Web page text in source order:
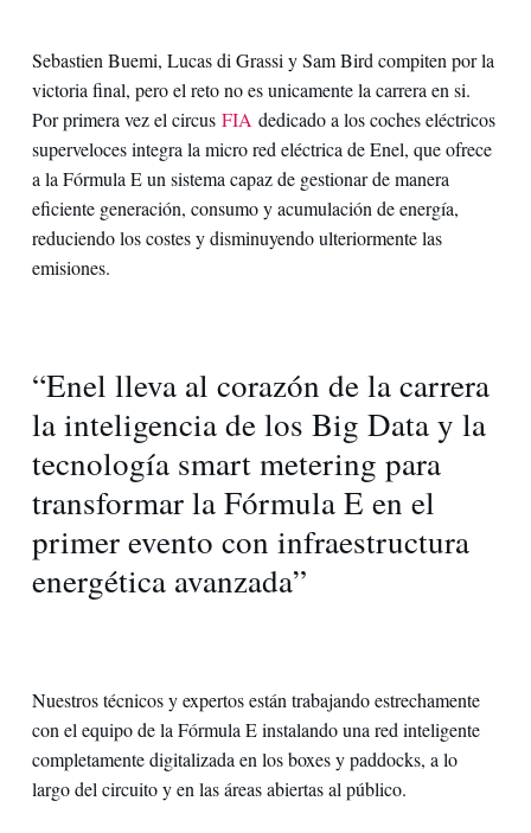
Sebastien Buemi, Lucas di Grassi y Sam Bird compiten por la
victoria final, pero el reto no es unicamente la carrera en si.
Por primera vez el circus FIA dedicado a los coches eléctricos
superveloces integra la micro red eléctrica de Enel, que ofrece
a la Fórmula E un sistema capaz de gestionar de manera
eficiente generación, consumo y acumulación de energía,
reduciendo los costes y disminuyendo ulteriormente las
emisiones.
“Enel lleva al corazón de la carrera
la inteligencia de los Big Data y la
tecnología smart metering para
transformar la Fórmula E en el
primer evento con infraestructura
energética avanzada”
Nuestros técnicos y expertos están trabajando estrechamente
con el equipo de la Fórmula E instalando una red inteligente
completamente digitalizada en los boxes y paddocks, a lo
largo del circuito y en las áreas abiertas al público.